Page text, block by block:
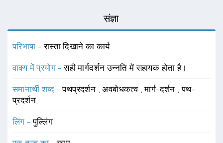
संज्ञा
परिभाषा -रास्ता दिखाने का कार्य
वाक्य में प्रयोग -सही मार्गदर्शन उन्नति में सहायक होता है।
समानार्थी शब्द -पथप्रदर्शन ,अवबोधकत्व ,मार्ग-दर्शन ,पथ-
प्रदर्शन
लिंग -पुल्लिंग